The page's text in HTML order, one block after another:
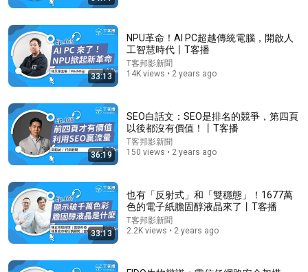
酪梨爆火到底是真有益健康，還是另一場瘋狂騙局？果
肉富含脂肪堪比黃油，熱量四倍於可樂，為什麼還被營
#科普
33:13
NPU革命！AI PC超越傳統電腦，開啟人
工智慧時代丨T客播
T客邦影新聞
14K views • 2 years ago
36:19
SEO白話文：SEO是排名的競爭，第四頁
以後都沒有價值！丨T客播
T客邦影新聞
150 views • 2 years ago
33:13
也有「反射式」和「雙穩態」！1677萬
色的電子紙膽固醇液晶來了丨T客播
T客邦影新聞
2.2K views • 2 years ago